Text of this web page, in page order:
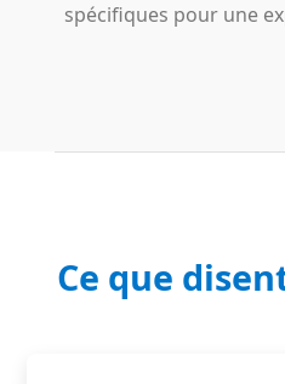
spécifiques pour une
Ce que